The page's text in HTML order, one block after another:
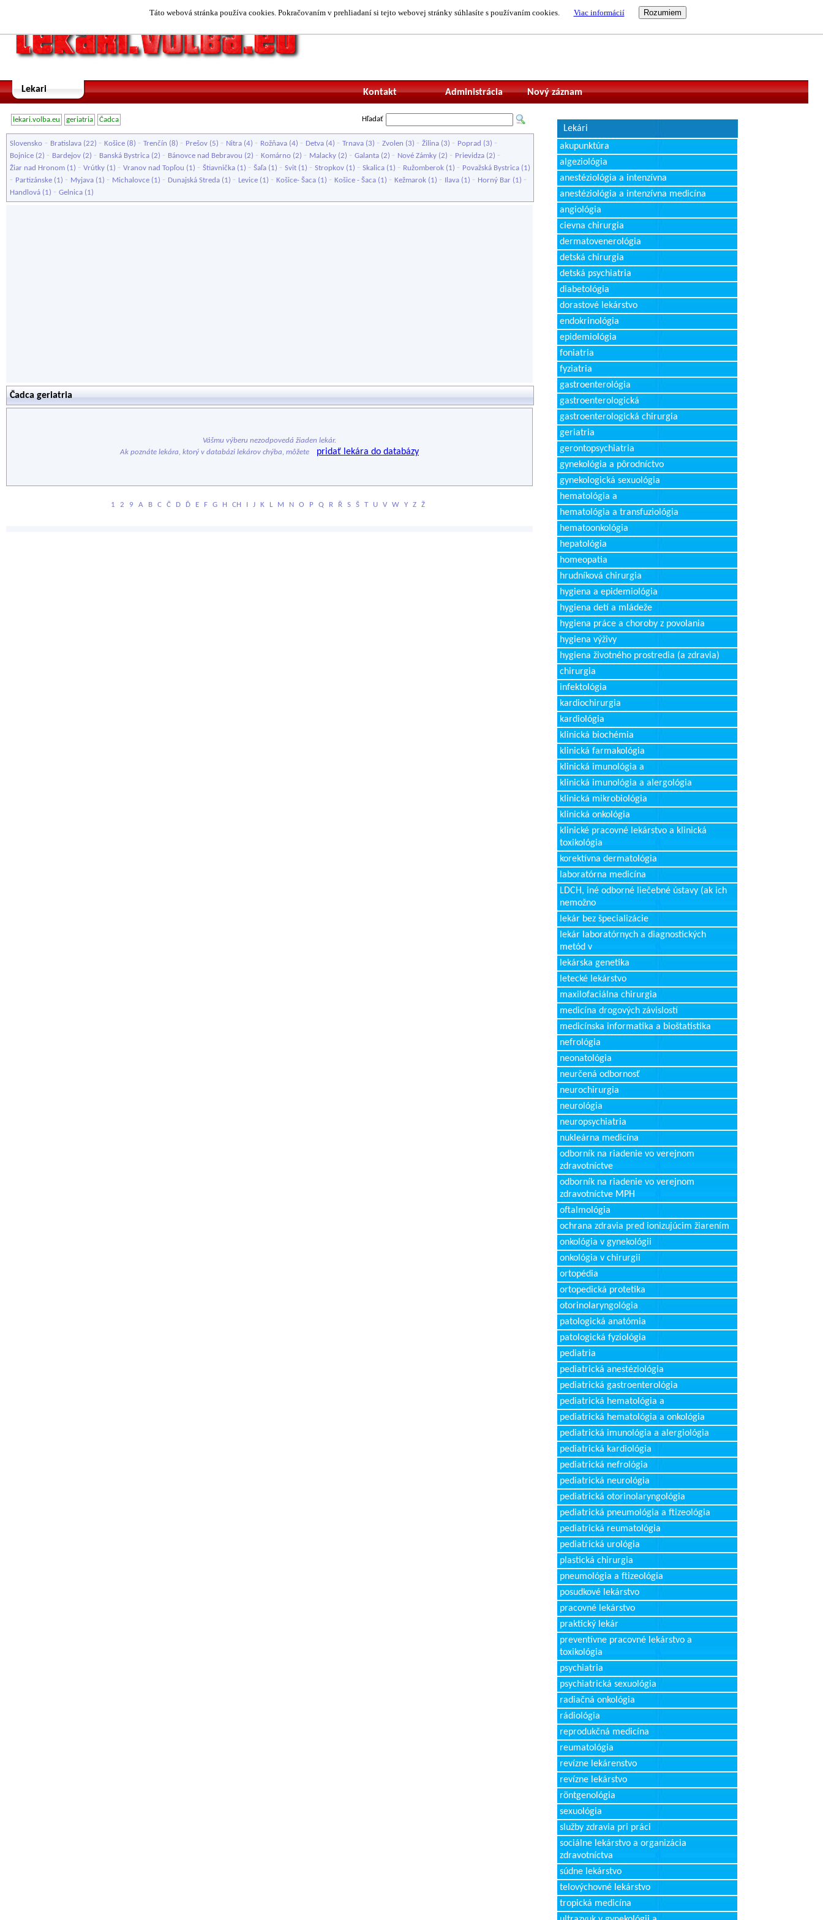
Táto webová stránka používa cookies. Pokračovaním v prehliadaní si tejto webovej stránky súhlasíte s používaním cookies. Viac informácií
Lekari Nový záznam
Administrácia
Kontakt
lekari.volba.eu geriatria Čadca Hľadať
Slovensko - Bratislava (22) - Košice (8) - Trenčín (8) - Prešov (5) - Nitra (4) - Rožňava (4) - Detva (4) - Trnava (3) - Zvolen (3) - Žilina (3) - Poprad (3) -
Bojnice (2) - Bardejov (2) - Banská Bystrica (2) - Bánovce nad Bebravou (2) - Komárno (2) - Malacky (2) - Galanta (2) - Nové Zámky (2) - Prievidza (2) -
Žiar nad Hronom (1) - Vrútky (1) - Vranov nad Topľou (1) - Štiavnička (1) - Šaľa (1) - Svit (1) - Stropkov (1) - Skalica (1) - Ružomberok (1) - Považská Bystrica (1)
- Partizánske (1) - Myjava (1) - Michalovce (1) - Dunajská Streda (1) - Levice (1) - Košice- Šaca (1) - Košice - Šaca (1) - Kežmarok (1) - Ilava (1) - Horný Bar (1) -
Handlová (1) - Gelnica (1)
Čadca geriatria
Vášmu výberu nezodpovedá žiaden lekár.
Ak poznáte lekára, ktorý v databázi lekárov chýba, môžete
pridať lekára do databázy
1 2 9 A B C Č D Ď E F G H CH I J K L M N O P Q R Ř S Š T U V W Y Z Ž
Lekári
akupunktúra
algeziológia
anestéziológia a intenzívna
anestéziológia a intenzívna medicína
angiológia
cievna chirurgia
dermatovenerológia
detská chirurgia
detská psychiatria
diabetológia
dorastové lekárstvo
endokrinológia
epidemiológia
foniatria
fyziatria
gastroenterológia
gastroenterologická
gastroenterologická chirurgia
geriatria
gerontopsychiatria
gynekológia a pôrodníctvo
gynekologická sexuológia
hematológia a
hematológia a transfuziológia
hematoonkológia
hepatológia
homeopatia
hrudníková chirurgia
hygiena a epidemiológia
hygiena detí a mládeže
hygiena práce a choroby z povolania
hygiena výživy
hygiena životného prostredia (a zdravia)
chirurgia
infektológia
kardiochirurgia
kardiológia
klinická biochémia
klinická farmakológia
klinická imunológia a
klinická imunológia a alergológia
klinická mikrobiológia
klinická onkológia
klinické pracovné lekárstvo a klinická
toxikológia
korektívna dermatológia
laboratórna medicína
LDCH, iné odborné liečebné ústavy (ak ich
nemožno
lekár bez špecializácie
lekár laboratórnych a diagnostických
metód v
lekárska genetika
letecké lekárstvo
maxilofaciálna chirurgia
medicína drogových závislostí
medicínska informatika a bioštatistika
nefrológia
neonatológia
neurčená odbornosť
neurochirurgia
neurológia
neuropsychiatria
nukleárna medicína
odborník na riadenie vo verejnom
zdravotníctve
odborník na riadenie vo verejnom
zdravotníctve MPH
oftalmológia
ochrana zdravia pred ionizujúcim žiarením
onkológia v gynekológii
onkológia v chirurgii
ortopédia
ortopedická protetika
otorinolaryngológia
patologická anatómia
patologická fyziológia
pediatria
pediatrická anestéziológia
pediatrická gastroenterológia
pediatrická hematológia a
pediatrická hematológia a onkológia
pediatrická imunológia a alergiológia
pediatrická kardiológia
pediatrická nefrológia
pediatrická neurológia
pediatrická otorinolaryngológia
pediatrická pneumológia a ftizeológia
pediatrická reumatológia
pediatrická urológia
plastická chirurgia
pneumológia a ftizeológia
posudkové lekárstvo
pracovné lekárstvo
praktický lekár
preventívne pracovné lekárstvo a
toxikológia
psychiatria
psychiatrická sexuológia
radiačná onkológia
rádiológia
reprodukčná medicína
reumatológia
revízne lekárenstvo
revízne lekárstvo
röntgenológia
sexuológia
služby zdravia pri práci
sociálne lekárstvo a organizácia
zdravotníctva
súdne lekárstvo
telovýchovné lekárstvo
tropická medicína